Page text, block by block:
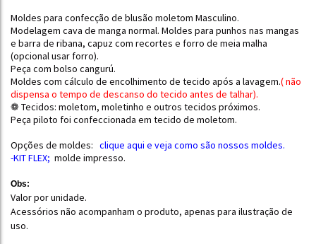
Moldes para confecção de blusão moletom Masculino.
Modelagem cava de manga normal. Moldes para punhos nas mangas
e barra de ribana, capuz com recortes e forro de meia malha
(opcional usar forro).
Peça com bolso cangurú.
Moldes com cálculo de encolhimento de tecido após a lavagem.(não
dispensa o tempo de descanso do tecido antes de talhar).
❁ Tecidos: moletom, moletinho e outros tecidos próximos.
Peça piloto foi confeccionada em tecido de moletom.
Opções de moldes: clique aqui e veja como são nossos moldes.
-KIT FLEX; molde impresso.
Obs:
Valor por unidade.
Acessórios não acompanham o produto, apenas para ilustração de
uso.